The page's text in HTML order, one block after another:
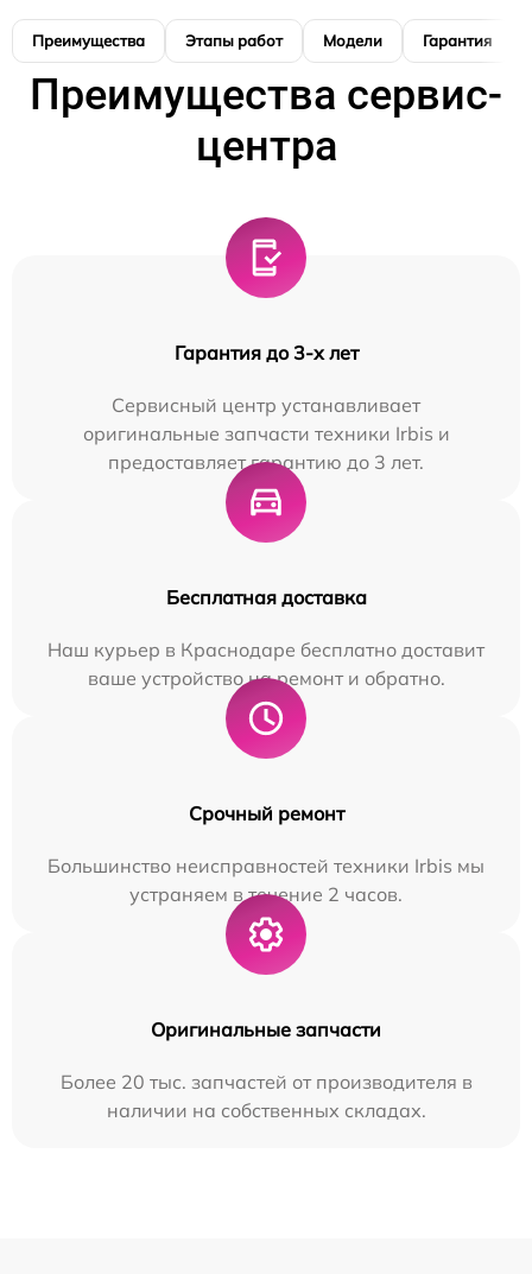
Преимущества Этапы работ Модели Гарантия
Преимущества сервис-
центра
Гарантия до 3-х лет
Сервисный центр устанавливает
оригинальные запчасти техники Irbis и
предоставляет гарантию до 3 лет.
Бесплатная доставка
Наш курьер в Краснодаре бесплатно доставит
ваше устройство на ремонт и обратно.
Срочный ремонт
Большинство неисправностей техники Irbis мы
устраняем в течение 2 часов.
Оригинальные запчасти
Более 20 тыс. запчастей от производителя в
наличии на собственных складах.